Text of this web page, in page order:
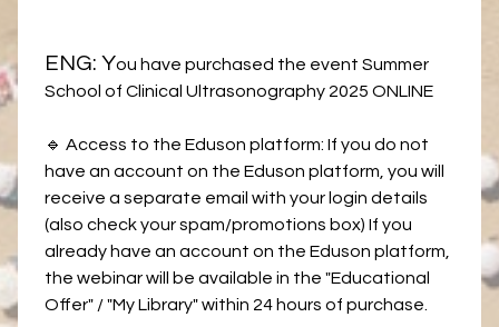
ENG: You have purchased the event Summer
School of Clinical Ultrasonography 2025 ONLINE
🔹 Access to the Eduson platform: If you do not
have an account on the Eduson platform, you will
receive a separate email with your login details
(also check your spam/promotions box) If you
already have an account on the Eduson platform,
the webinar will be available in the "Educational
Offer" / "My Library" within 24 hours of purchase.